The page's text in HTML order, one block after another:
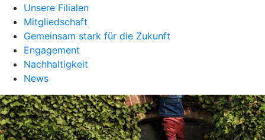
Unsere Filialen
Mitgliedschaft
Gemeinsam stark für die Zukunft
Engagement
Nachhaltigkeit
News